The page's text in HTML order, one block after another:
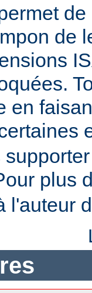
de
en
plus
l'auteur